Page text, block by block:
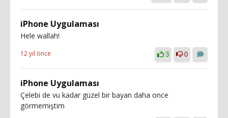
iPhone Uygulaması
Hele wallah!
12 yıl önce 3 0
iPhone Uygulaması
Çelebi de vu kadar güzel bir bayan daha once
görmemiştim